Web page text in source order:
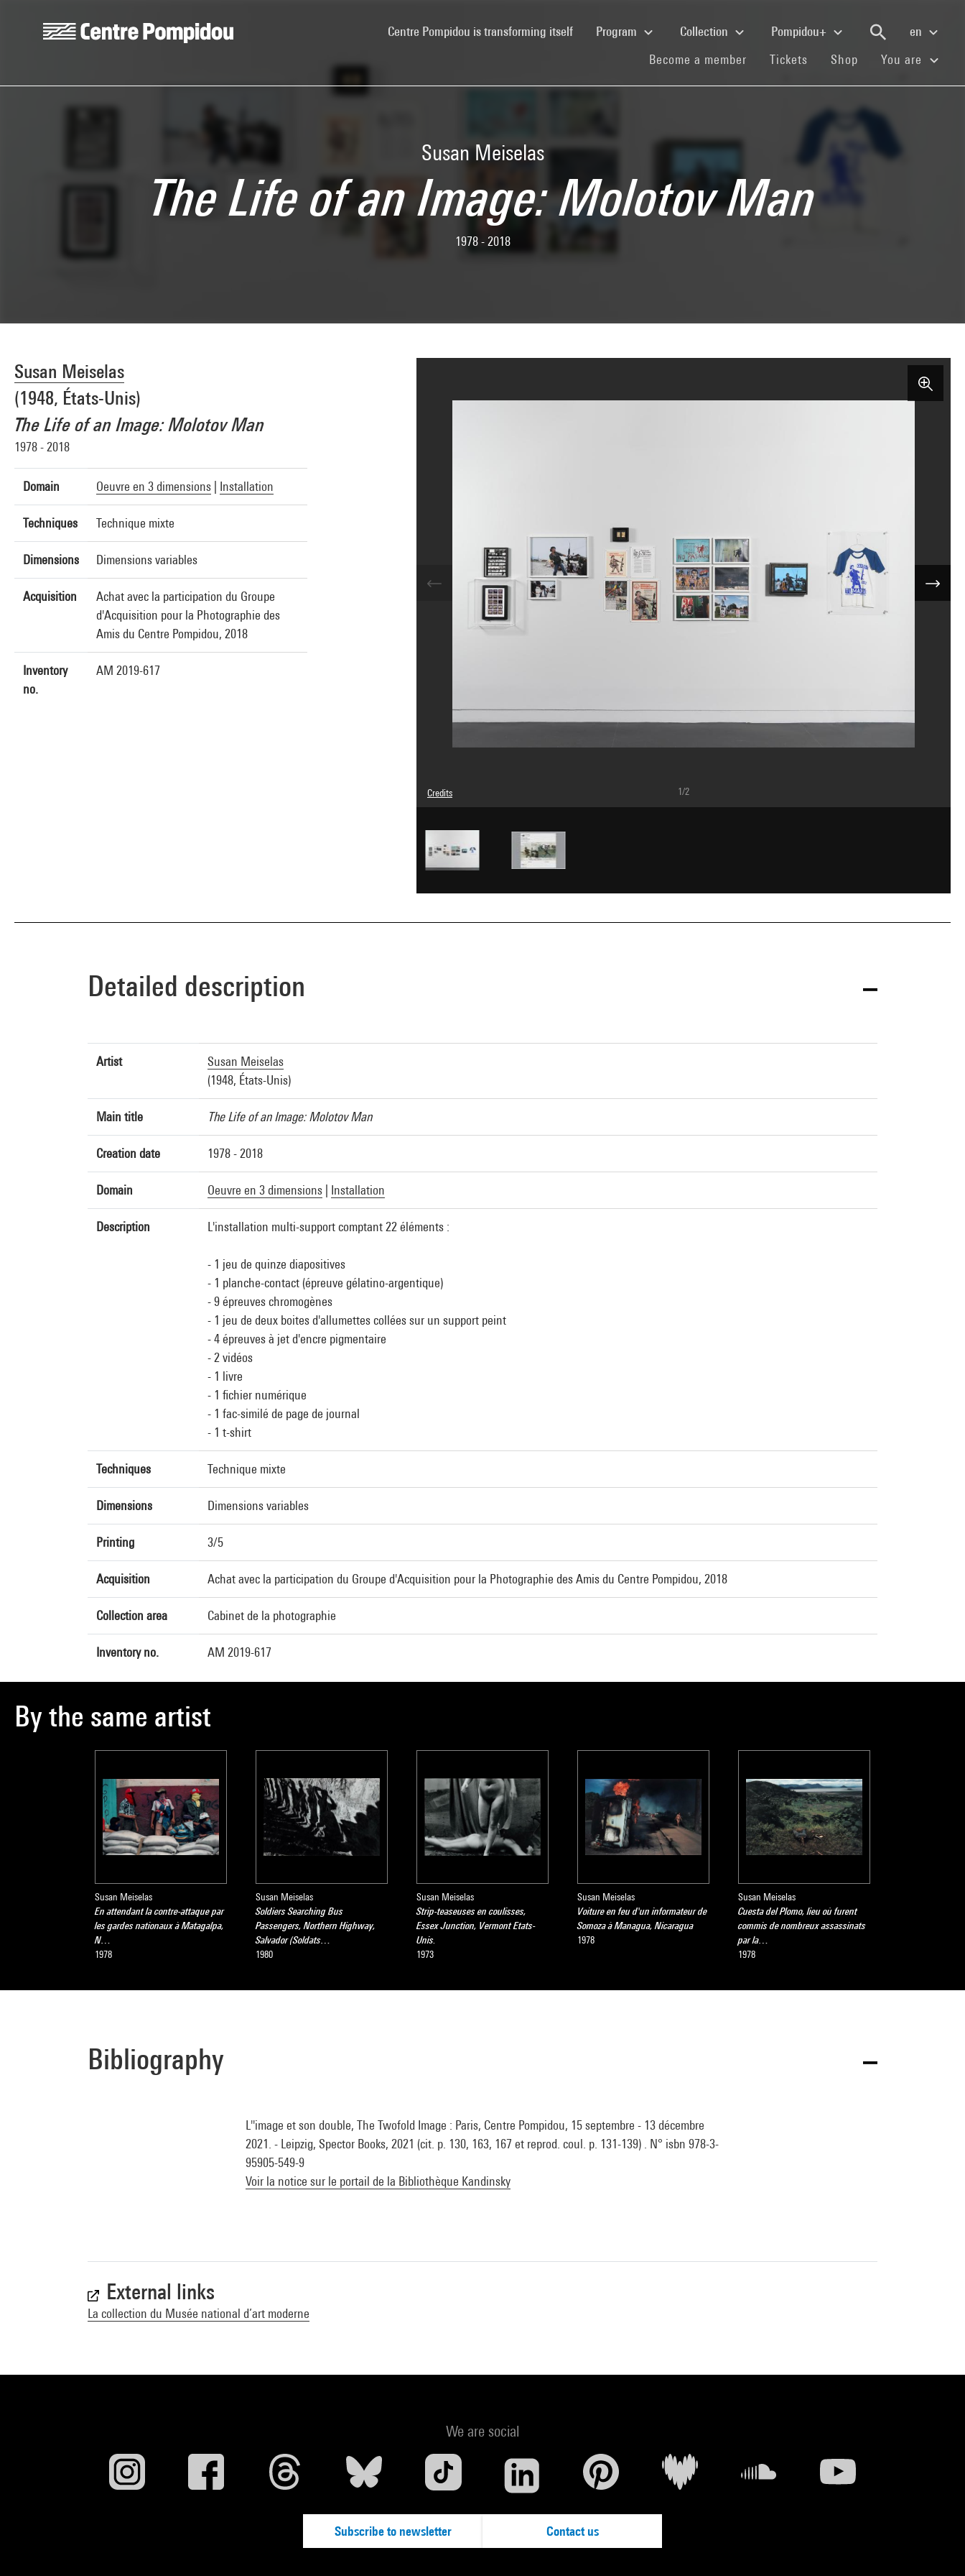
Centre Pompidou is transforming itself(current)Program Collection Pompidou+
en
Become a member (current)
Tickets (current)
Shop (current)You are
Susan Meiselas
The Life of an Image: Molotov Man
1978 - 2018
Susan Meiselas
(1948, États-Unis)
The Life of an Image: Molotov Man
1978 - 2018
Domain Oeuvre en 3 dimensions Installation
Techniques Technique mixte
Dimensions Dimensions variables
Acquisition
Achat avec la participation du Groupe
d'Acquisition pour la Photographie des
Amis du Centre Pompidou, 2018
Inventory
no.
AM 2019-617
Credits
Caption : Installation dans l'exposition 'L'Image et son double", Galerie de la photographie, Centre Pompidou, septembre 2021.
Photo credits : Centre Pompidou, MNAM-CCI/Hélène Mauri/Dist. GrandPalaisRmn
Image reference : 4Y05033
1/2
Detailed description
Artist
Susan Meiselas
(1948, États-Unis)
Main title The Life of an Image: Molotov Man
Creation date 1978 - 2018
Domain Oeuvre en 3 dimensions Installation
Description L'installation multi-support comptant 22 éléments :
- 1 jeu de quinze diapositives
- 1 planche-contact (épreuve gélatino-argentique)
- 9 épreuves chromogènes
- 1 jeu de deux boites d'allumettes collées sur un support peint
- 4 épreuves à jet d'encre pigmentaire
- 2 vidéos
- 1 livre
- 1 fichier numérique
- 1 fac-similé de page de journal
- 1 t-shirt
Techniques Technique mixte
Dimensions Dimensions variables
Printing 3/5
Acquisition Achat avec la participation du Groupe d'Acquisition pour la Photographie des Amis du Centre Pompidou, 2018
Collection area Cabinet de la photographie
Inventory no. AM 2019-617
By the same artist
Susan Meiselas
En attendant la contre-attaque par
les gardes nationaux à Matagalpa,
N…
1978
Susan Meiselas
Soldiers Searching Bus
Passengers, Northern Highway,
Salvador (Soldats…
1980
Susan Meiselas
Strip-teaseuses en coulisses,
Essex Junction, Vermont Etats-
Unis.
1973
Susan Meiselas
Voiture en feu d'un informateur de
Somoza à Managua, Nicaragua
1978
Susan Meiselas
Cuesta del Plomo, lieu où furent
commis de nombreux assassinats
par la…
1978
Bibliography
L''image et son double, The Twofold Image : Paris, Centre Pompidou, 15 septembre - 13 décembre
2021. - Leipzig, Spector Books, 2021 (cit. p. 130, 163, 167 et reprod. coul. p. 131-139) . N° isbn 978-3-
95905-549-9
Voir la notice sur le portail de la Bibliothèque Kandinsky
External links
La collection du Musée national d’art moderne
We are social
Subscribe to newsletter Contact us